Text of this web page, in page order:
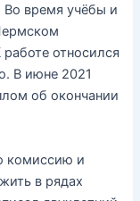
Во время учёбы и
относился
В июне 2021
об окончании
комиссию и
в рядах